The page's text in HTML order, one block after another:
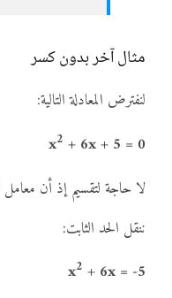
مثال آخر بدون كسر
لنفترض المعادلة التالية:
x2 + 6x + 5 = 0
لا حاجة لتقسيم إذ أن معامل
ننقل الحد الثابت:
x2 + 6x = -5